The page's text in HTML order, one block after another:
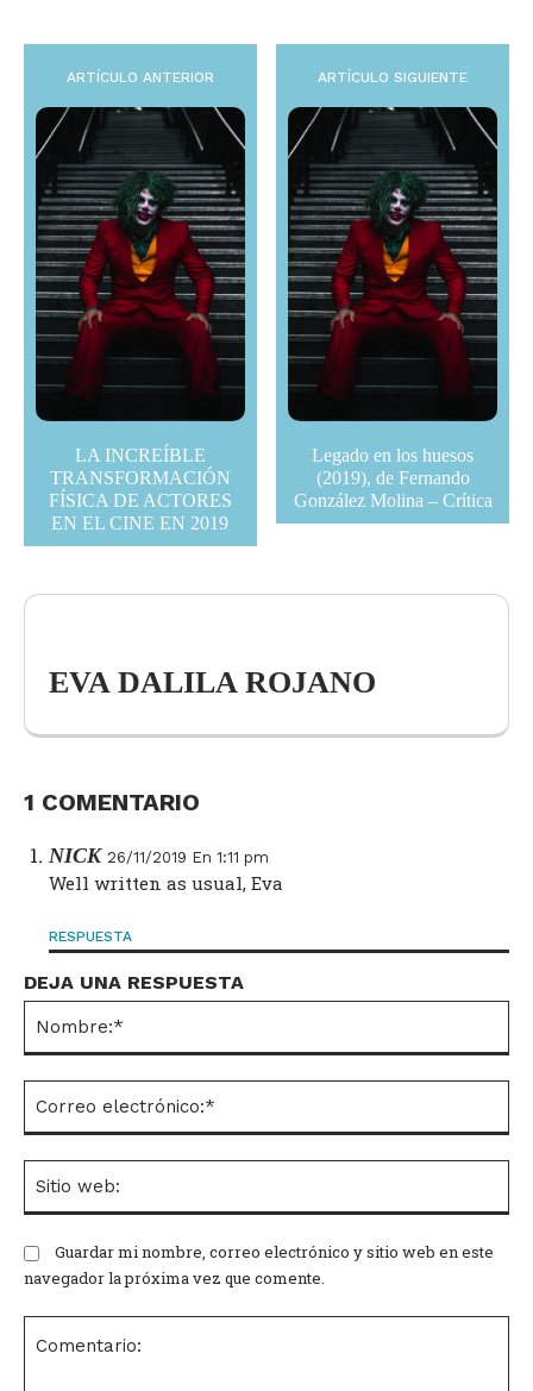
ARTÍCULO ANTERIOR
LA INCREÍBLE
TRANSFORMACIÓN
FÍSICA DE ACTORES
EN EL CINE EN 2019
ARTÍCULO SIGUIENTE
Legado en los huesos
(2019), de Fernando
González Molina – Crítica
EVA DALILA ROJANO
1 COMENTARIO
NICK 26/11/2019 En 1:11 pm
Well written as usual, Eva
RESPUESTA
DEJA UNA RESPUESTA
Guardar mi nombre, correo electrónico y sitio web en este
navegador la próxima vez que comente.